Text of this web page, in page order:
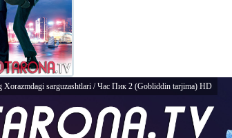
Xorazmdagi sarguzashtlari / Час Пик 2 (Gobliddin tarjima) HD